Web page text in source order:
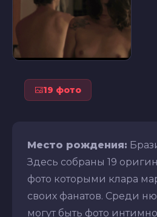
19 фото
Место рождения:
Здесь собраны 19
фото которыми клара
своих фанатов. Среди
могут быть фото